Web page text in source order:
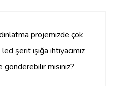
projemizde çok
şerit ışığa ihtiyacımız
gönderebilir misiniz?